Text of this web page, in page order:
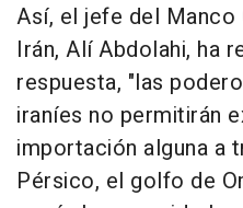
Así, el jefe del
Irán, Alí Abdolahi, ha
respuesta, "las
iraníes no permitirán
importación alguna a
Pérsico, el golfo de